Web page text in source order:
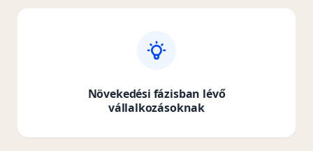
Növekedési fázisban lévő
vállalkozásoknak